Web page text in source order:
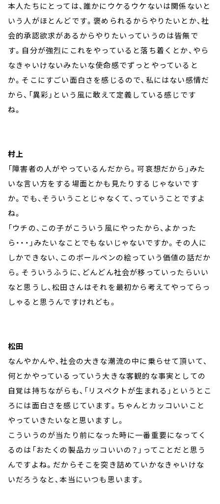
本人たちにとっては、誰かにウケるウケないは関係ないと
いう人がほとんどです。褒められるからやりたいとか、社
会的承認欲求があるからやりたいっていうのは皆無で
す。自分が強烈にこれをやっていると落ち着くとか、やら
なきゃいけないみたいな使命感でずっとやっていると
か。そこにすごい面白さを感じるので、私にはない感情だ
から、「異彩」という風に敢えて定義している感じです
ね。
村上
「障害者の人がやっているんだから。可哀想だから」みた
いな言い方をする場面とかも見たりするじゃないです
か。でも、そういうことじゃなくて、っていうことですよ
ね。
「ウチの、この子がこういう風にやったから、よかった
ら・・・」みたいなことでもないじゃないですか。その人に
しかできない、このボールペンの絵っていう価値の話だか
ら。そういうふうに、どんどん社会が移っていったらいい
なと思うし、松田さんはそれを最初から考えてやってらっ
しゃると思うんですけれども。
松田
なんやかんや、社会の大きな潮流の中に乗らせて頂いて、
何とかやっているっていう大きな客観的な事実としての
自覚は持ちながらも、「リスペクトが生まれる」というとこ
ろには面白さを感じています。ちゃんとカッコいいこと
やっていきたいなと思いますし。
こういうのが当たり前になった時に一番重要になってく
るのは「おたくの製品カッコいいの？」ってことだと思う
んですよね。だからそこを突き詰めていかなきゃいけな
いだろうなと、本当にいつも思います。